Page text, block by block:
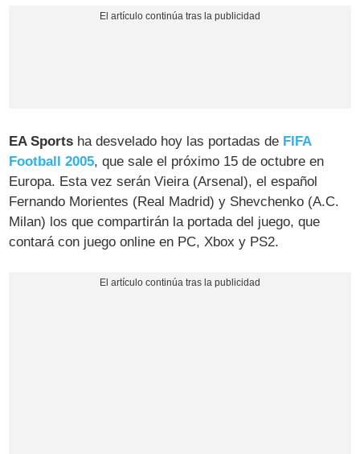
EA Sports ha desvelado hoy las portadas de FIFA
Football 2005, que sale el próximo 15 de octubre en
Europa. Esta vez serán Vieira (Arsenal), el español
Fernando Morientes (Real Madrid) y Shevchenko (A.C.
Milan) los que compartirán la portada del juego, que
contará con juego online en PC, Xbox y PS2.